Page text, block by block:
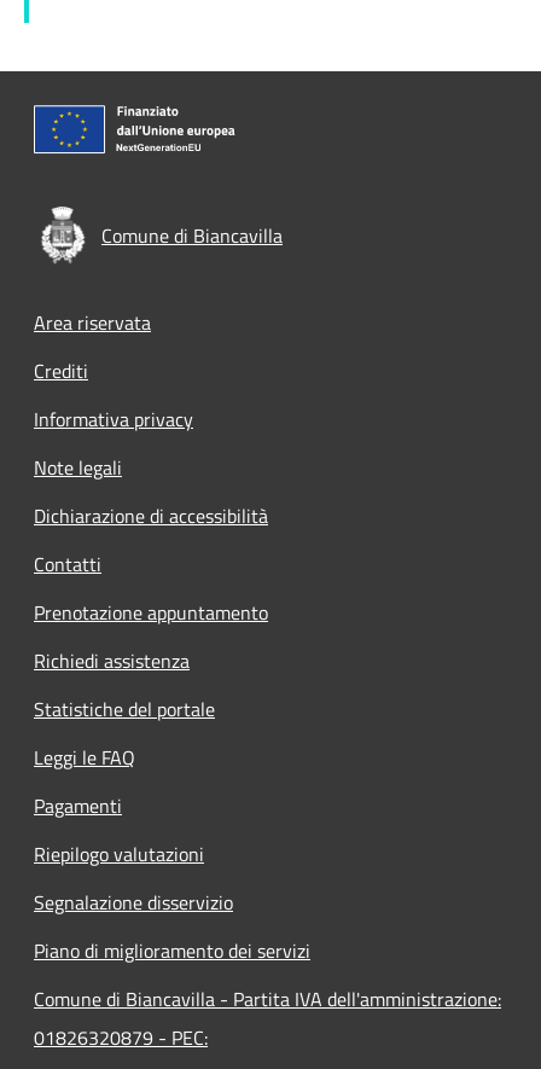
Comune di Biancavilla
Footer menu
Area riservata
Crediti
Informativa privacy
Note legali
Dichiarazione di accessibilità
Contatti
Prenotazione appuntamento
Richiedi assistenza
Statistiche del portale
Leggi le FAQ
Pagamenti
Riepilogo valutazioni
Segnalazione disservizio
Piano di miglioramento dei servizi
Comune di Biancavilla - Partita IVA dell'amministrazione:
01826320879 - PEC: